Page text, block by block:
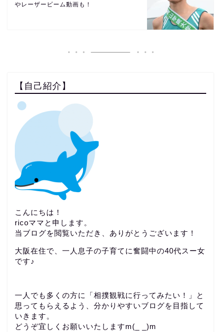
やレーザービーム動画も！
【自己紹介】
こんにちは！
ricoママと申します。
当ブログを閲覧いただき、ありがとうございます！
大阪在住で、一人息子の子育てに奮闘中の40代スー女
です♪
一人でも多くの方に「相撲観戦に行ってみたい！」と
思ってもらえるよう、分かりやすいブログを目指して
いきます。
どうぞ宜しくお願いいたしますm(_ _)m